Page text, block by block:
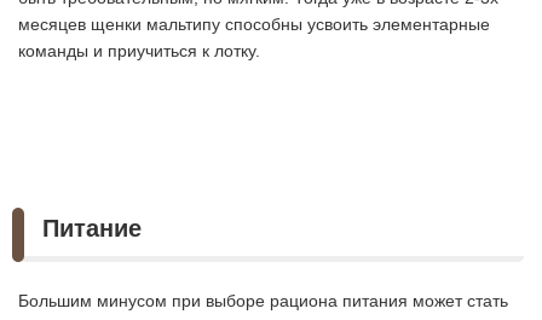
месяцев щенки мальтипу способны усвоить элементарные
команды и приучиться к лотку.
Питание
Большим минусом при выборе рациона питания может стать